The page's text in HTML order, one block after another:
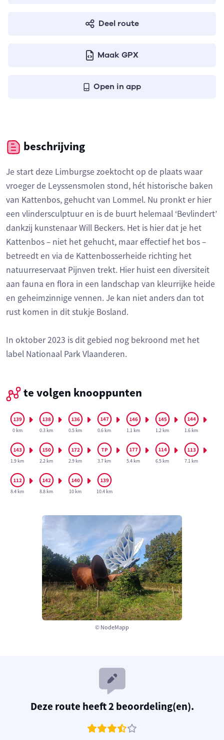
Deel route
Maak GPX
Open in app
© NodeMapp
beschrijving
Je start deze Limburgse zoektocht op de plaats waar
vroeger de Leyssensmolen stond, hét historische baken
van Kattenbos, gehucht van Lommel. Nu pronkt er hier
een vlindersculptuur en is de buurt helemaal ‘Bevlindert’
dankzij kunstenaar Will Beckers. Het is hier dat je het
Kattenbos – niet het gehucht, maar effectief het bos –
betreedt en via de Kattenbosserheide richting het
natuurreservaat Pijnven trekt. Hier huist een diversiteit
aan fauna en flora in een landschap van kleurrijke heide
en geheimzinnige vennen. Je kan niet anders dan tot
rust komen in dit stukje Bosland.
In oktober 2023 is dit gebied nog bekroond met het
label Nationaal Park Vlaanderen.
te volgen knooppunten
0 km 0.3 km 0.5 km 0.6 km 1.1 km 1.2 km 1.6 km
1.9 km 2.2 km 2.9 km 3.7 km 5.4 km 6.5 km 7.1 km
8.4 km 8.8 km 10 km 10.4 km
Deze route heeft 2 beoordeling(en).